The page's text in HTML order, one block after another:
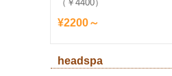
（￥4400）
¥2200～
headspa